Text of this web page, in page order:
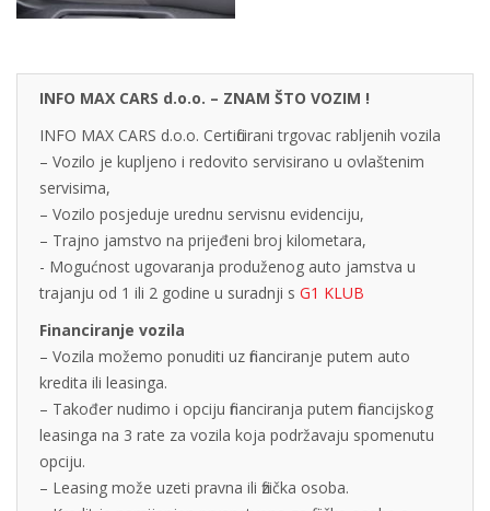
INFO MAX CARS d.o.o. – ZNAM ŠTO VOZIM !
INFO MAX CARS d.o.o. Certificirani trgovac rabljenih vozila
– Vozilo je kupljeno i redovito servisirano u ovlaštenim
servisima,
– Vozilo posjeduje urednu servisnu evidenciju,
– Trajno jamstvo na prijeđeni broj kilometara,
- Mogućnost ugovaranja produženog auto jamstva u
trajanju od 1 ili 2 godine u suradnji s G1 KLUB
Financiranje vozila
– Vozila možemo ponuditi uz financiranje putem auto
kredita ili leasinga.
– Također nudimo i opciju financiranja putem financijskog
leasinga na 3 rate za vozila koja podržavaju spomenutu
opciju.
– Leasing može uzeti pravna ili fizička osoba.